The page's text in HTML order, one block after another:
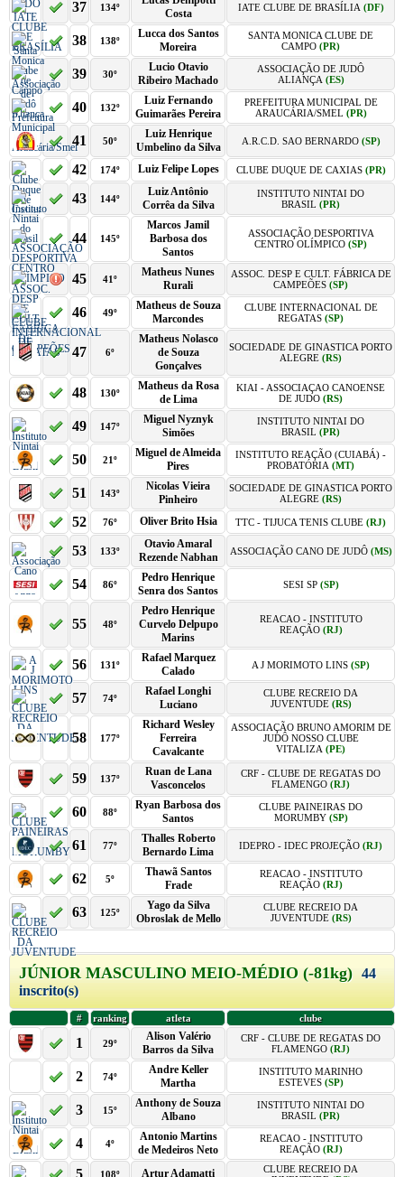
37 134º
Costa
IATE CLUBE DE BRASÍLIA (DF)
38 138º
Lucca dos Santos
Moreira
SANTA MONICA CLUBE DE
CAMPO(PR)
39 30º
Lucio Otavio
Ribeiro Machado
ASSOCIAÇÃO DE JUDÔ
ALIANÇA (ES)
40 132º
Luiz Fernando
Guimarães Pereira
PREFEITURA MUNICIPAL DE
ARAUCÁRIA/SMEL (PR)
41 50º
Luiz Henrique
Umbelino da Silva
A.R.C.D. SAO BERNARDO (SP)
42 174º Luiz Felipe Lopes CLUBE DUQUE DE CAXIAS (PR)
43 144º
Luiz Antônio
Corrêa da Silva
INSTITUTO NINTAI DO
BRASIL(PR)
44 145º
Marcos Jamil
Barbosa dos
Santos
ASSOCIAÇÃO DESPORTIVA
CENTRO OLÍMPICO(SP)
45 41º
Matheus Nunes
Rurali
ASSOC. DESP E CULT. FÁBRICA DE
CAMPEÕES(SP)
46 49º
Matheus de Souza
Marcondes
CLUBE INTERNACIONAL DE
REGATAS(SP)
47 6º
Matheus Nolasco
de Souza
Gonçalves
SOCIEDADE DE GINASTICA PORTO
ALEGRE(RS)
48 130º
Matheus da Rosa
de Lima
KIAI - ASSOCIAÇAO CANOENSE
DE JUDO(RS)
49 147º
Miguel Nyznyk
Simões
INSTITUTO NINTAI DO
BRASIL(PR)
50 21º
Miguel de Almeida
Pires
INSTITUTO REAÇÃO (CUIABÁ) -
PROBATÓRIA(MT)
51 143º
Nicolas Vieira
Pinheiro
SOCIEDADE DE GINASTICA PORTO
ALEGRE(RS)
52 76º Oliver Brito Hsia TTC - TIJUCA TENIS CLUBE(RJ)
53 133º
Otavio Amaral
Rezende Nabhan
ASSOCIAÇÃO CANO DE JUDÔ (MS)
54 86º
Pedro Henrique
Senra dos Santos
SESI SP (SP)
55 48º
Pedro Henrique
Curvelo Delpupo
Marins
REACAO - INSTITUTO
REAÇÃO (RJ)
56 131º
Rafael Marquez
Calado
A J MORIMOTO LINS(SP)
57 74º
Rafael Longhi
Luciano
CLUBE RECREIO DA
JUVENTUDE (RS)
58 177º
Richard Wesley
Ferreira
Cavalcante
ASSOCIAÇÃO BRUNO AMORIM DE
JUDÔ NOSSO CLUBE
VITALIZA(PE)
59 137º
Ruan de Lana
Vasconcelos
CRF - CLUBE DE REGATAS DO
FLAMENGO(RJ)
60 88º
Ryan Barbosa dos
Santos
CLUBE PAINEIRAS DO
MORUMBY (SP)
61 77º
Thalles Roberto
Bernardo Lima
IDEPRO - IDEC PROJEÇÃO(RJ)
62 5º
Thawã Santos
Frade
REACAO - INSTITUTO
REAÇÃO (RJ)
63 125º
Yago da Silva
Obroslak de Mello
CLUBE RECREIO DA
JUVENTUDE (RS)
JÚNIOR MASCULINO MEIO-MÉDIO (-81kg)44
inscrito(s)
# ranking atleta clube
1 29º
Alison Valério
Barros da Silva
CRF - CLUBE DE REGATAS DO
FLAMENGO(RJ)
2 74º
Andre Keller
Martha
INSTITUTO MARINHO
ESTEVES (SP)
3 15º
Anthony de Souza
Albano
INSTITUTO NINTAI DO
BRASIL(PR)
4 4º
Antonio Martins
de Medeiros Neto
REACAO - INSTITUTO
REAÇÃO (RJ)
108º Artur Adamatti
CLUBE RECREIO DA